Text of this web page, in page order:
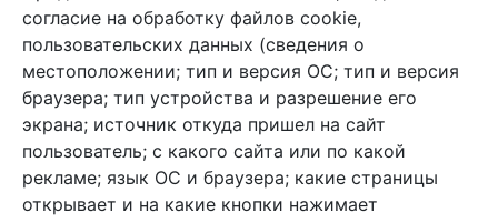
info@arben-textile.ru- оптовые продажи
Арбен текстиль г. Щелково, пер.
1-й Советский д.25, владение 2.
согласие на обработку файлов cookie,
пользовательских данных (сведения о
местоположении; тип и версия ОС; тип и версия
браузера; тип устройства и разрешение его
экрана; источник откуда пришел на сайт
пользователь; с какого сайта или по какой
рекламе; язык ОС и браузера; какие страницы
открывает и на какие кнопки нажимает